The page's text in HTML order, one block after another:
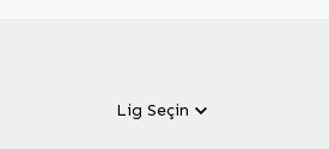
Lig Seçin